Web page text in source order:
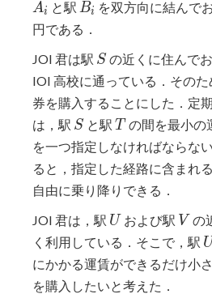
Ai と駅 B_i
Bi を双方向に結んで
円である．
JOI 君は駅 S
S の近くに住んで
IOI 高校に通っている．その
券を購入することにした．定
は，駅 S
S と駅T
T の間を最小の
を一つ指定しなければならな
ると，指定した経路に含まれ
自由に乗り降りできる．
JOI 君は，駅 U
U および駅 V
V の
く利用している．そこで，駅 U
にかかる運賃ができるだけ小
を購入したいと考えた．